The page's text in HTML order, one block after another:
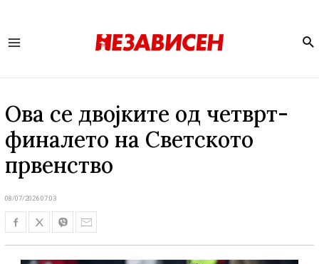
Ова се двојките од четврт-
финалето на Светското
првенство
08/07/2026 07:03